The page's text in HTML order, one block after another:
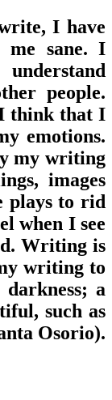
I have
me sane. I
people.
think that I
emotions.
my writing
images
plays to rid
when I see
Writing is
writing to
a
such as
Osorio).